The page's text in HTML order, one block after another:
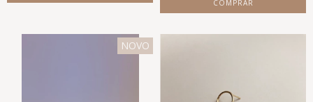
NOVO